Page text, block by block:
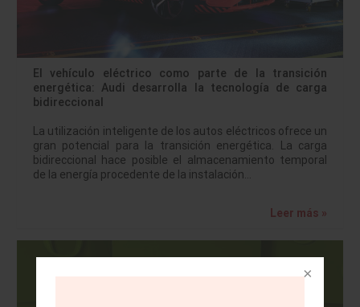
El vehículo eléctrico como parte de la transición
energética: Audi desarrolla la tecnología de carga
bidireccional
La utilización inteligente de los autos eléctricos ofrece un
gran potencial para la transición energética. La carga
bidireccional hace posible el almacenamiento temporal
de la energía procedente de la instalación…
Leer más »